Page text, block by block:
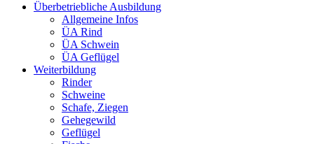
Überbetriebliche Ausbildung
Allgemeine Infos
ÜA Rind
ÜA Schwein
ÜA Geflügel
Weiterbildung
Rinder
Schweine
Schafe, Ziegen
Gehegewild
Geflügel